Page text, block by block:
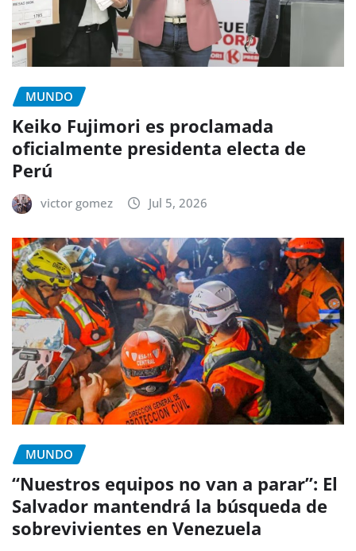
MUNDO
Keiko Fujimori es proclamada
oficialmente presidenta electa de
Perú
victor gomez Jul 5, 2026
MUNDO
“Nuestros equipos no van a parar”: El
Salvador mantendrá la búsqueda de
sobrevivientes en Venezuela